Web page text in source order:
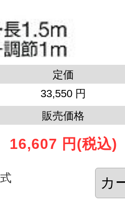
定価
33,550 円
販売価格
16,607 円 (税込)
式